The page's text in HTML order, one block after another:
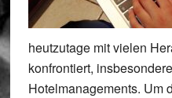
heutzutage mit vielen
konfrontiert,
Hotelmanagements. Um